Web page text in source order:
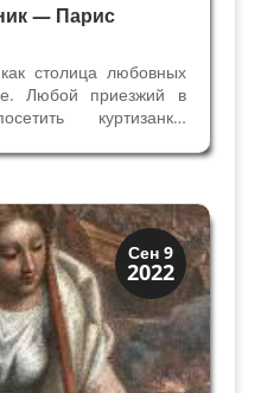
— Парис
столица любовных
Любой приезжий в
куртизанку.
и утонченными
Сен 9
2022